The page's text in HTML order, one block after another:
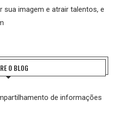
sua imagem e atrair talentos, e
O BLOG
de informações